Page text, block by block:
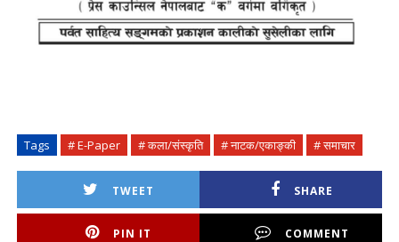
Tags # E-Paper # कला/संस्कृति # नाटक/एकाङ्की # समाचार
TWEET SHARE
PIN IT COMMENT